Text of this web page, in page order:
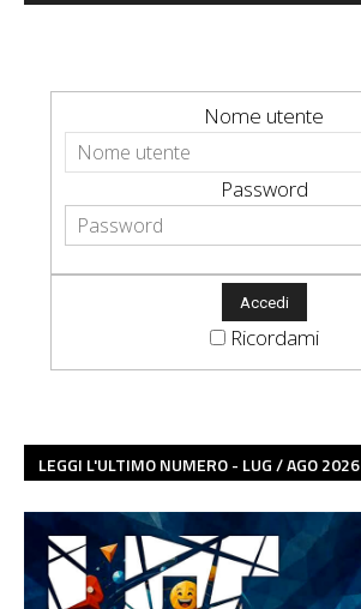
Nome utente
Password
Ricordami
LEGGI L'ULTIMO NUMERO - LUG / AGO 2026